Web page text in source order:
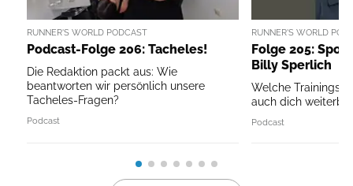
RUNNER'S WORLD PODCAST
Podcast-Folge 206: Tacheles!
Die Redaktion packt aus: Wie
beantworten wir persönlich unsere
Tacheles-Fragen?
Podcast
RUNNER'S WORLD
Folge 205:
Billy Sperlich
Welche
auch dich
Podcast